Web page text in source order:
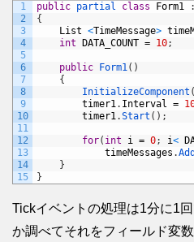
1
2
3
4
5
6
7
8
9
10
11
12
13
14
15
public partial class Form1 :
{
List <TimeMessage>
int
DATA_COUNT = 10;
public Form1( )
{
InitializeComponent (
timer1. Interval =
timer1.Start ( ) ;
for( int i = 0; i<
timeMessages .Add
}
}
Tickイベントの処理は1分に1
か調べてそれをフィールド変